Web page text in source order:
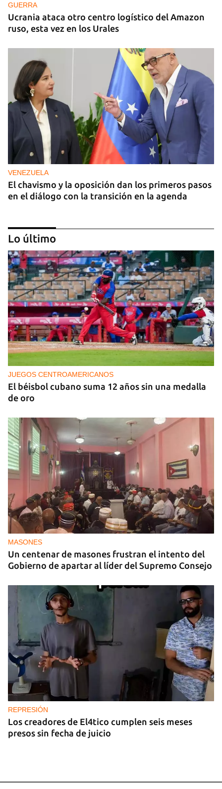
GUERRA
Ucrania ataca otro centro logístico del Amazon
ruso, esta vez en los Urales
VENEZUELA
El chavismo y la oposición dan los primeros pasos
en el diálogo con la transición en la agenda
NICARAGUA
EE UU propone a la OEA convocar a los
cancilleres para "tomar medidas" contra las
decisiones de Ortega
Lo último
JUEGOS CENTROAMERICANOS
El béisbol cubano suma 12 años sin una medalla
de oro
MASONES
Un centenar de masones frustran el intento del
Gobierno de apartar al líder del Supremo Consejo
REPRESIÓN
Los creadores de El4tico cumplen seis meses
presos sin fecha de juicio